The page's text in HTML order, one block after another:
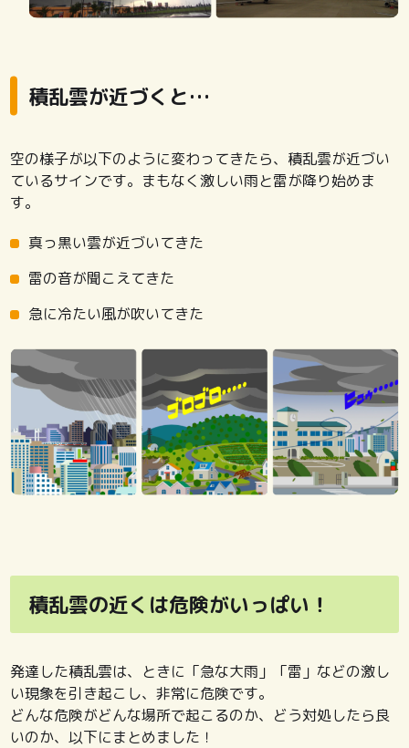
積乱雲が近づくと…
空の様子が以下のように変わってきたら、積乱雲が近づい
ているサインです。まもなく激しい雨と雷が降り始めま
す。
真っ黒い雲が近づいてきた
雷の音が聞こえてきた
急に冷たい風が吹いてきた
積乱雲の近くは危険がいっぱい！
発達した積乱雲は、ときに「急な大雨」「雷」などの激し
い現象を引き起こし、非常に危険です。
どんな危険がどんな場所で起こるのか、どう対処したら良
いのか、以下にまとめました！